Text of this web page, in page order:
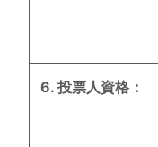
6. 投票人資格：